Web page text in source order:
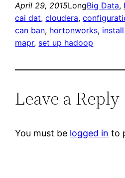
April 29, 2015LongBig Data,
cai dat, cloudera,
can ban, hortonworks,
mapr, set up hadoop
Leave a Reply
You must be logged in to